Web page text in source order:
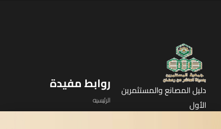
دليل المصانع والمستثمرين
الأول
روابط مفيدة
الرئيسيه